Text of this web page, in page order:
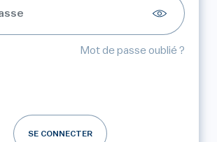
Mot de passe oublié ?
SE CONNECTER